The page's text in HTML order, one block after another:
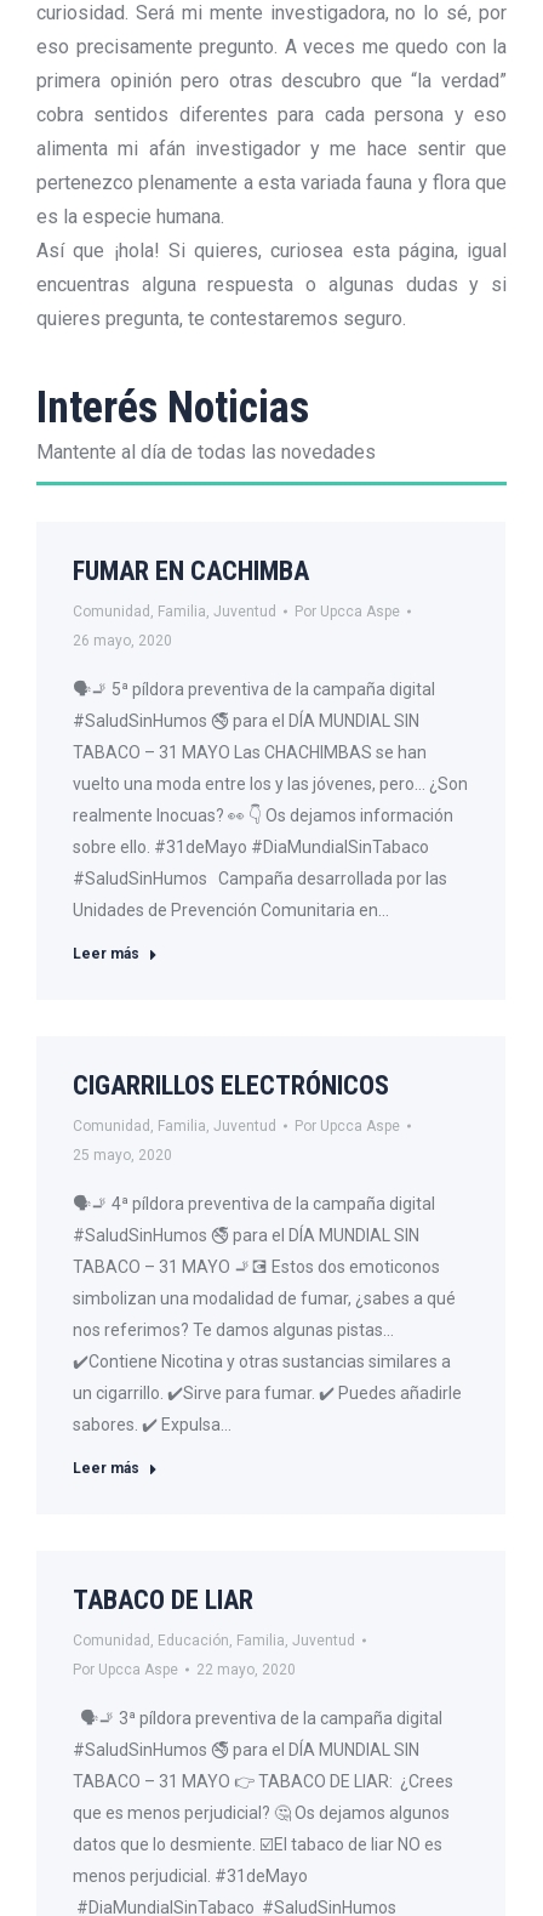
curiosidad. Será mi mente investigadora, no lo sé, por
eso precisamente pregunto. A veces me quedo con la
primera opinión pero otras descubro que “la verdad”
cobra sentidos diferentes para cada persona y eso
alimenta mi afán investigador y me hace sentir que
pertenezco plenamente a esta variada fauna y flora que
es la especie humana.
Así que ¡hola! Si quieres, curiosea esta página, igual
encuentras alguna respuesta o algunas dudas y si
quieres pregunta, te contestaremos seguro.
Interés Noticias
Mantente al día de todas las novedades
FUMAR EN CACHIMBA
Comunidad , Familia, Juventud Por Upcca Aspe
26 mayo, 2020
🗣🚬 5ª píldora preventiva de la campaña digital
#SaludSinHumos 🚭 para el DÍA MUNDIAL SIN
TABACO – 31 MAYO Las CHACHIMBAS se han
vuelto una moda entre los y las jóvenes, pero… ¿Son
realmente Inocuas? 👀 👇 Os dejamos información
sobre ello. #31deMayo #DiaMundialSinTabaco
#SaludSinHumos Campaña desarrollada por las
Unidades de Prevención Comunitaria en…
Leer más
CIGARRILLOS ELECTRÓNICOS
Comunidad , Familia, Juventud Por Upcca Aspe
25 mayo, 2020
🗣🚬 4ª píldora preventiva de la campaña digital
#SaludSinHumos 🚭 para el DÍA MUNDIAL SIN
TABACO – 31 MAYO 🚬💽 Estos dos emoticonos
simbolizan una modalidad de fumar, ¿sabes a qué
nos referimos? Te damos algunas pistas…
✔️Contiene Nicotina y otras sustancias similares a
un cigarrillo. ✔️Sirve para fumar. ✔️ Puedes añadirle
sabores. ✔️ Expulsa…
Leer más
TABACO DE LIAR
Comunidad , Educación, Familia, Juventud
Por Upcca Aspe 22 mayo, 2020
🗣🚬 3ª píldora preventiva de la campaña digital
#SaludSinHumos 🚭 para el DÍA MUNDIAL SIN
TABACO – 31 MAYO 👉 TABACO DE LIAR: ¿Crees
que es menos perjudicial? 🤔 Os dejamos algunos
datos que lo desmiente. ☑️El tabaco de liar NO es
menos perjudicial. #31deMayo
#DiaMundialSinTabaco #SaludSinHumos